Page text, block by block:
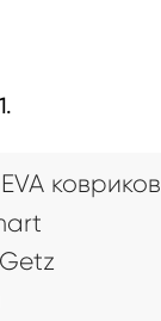
ковриков